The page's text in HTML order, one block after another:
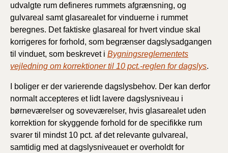
udvalgte rum defineres rummets afgrænsning, og
gulvareal samt glasarealet for vinduerne i rummet
beregnes. Det faktiske glasareal for hvert vindue skal
korrigeres for forhold, som begrænser dagslysadgangen
til vinduet, som beskrevet i Bygningsreglementets
vejledning om korrektioner til 10 pct.-reglen for dagslys.
I boliger er der varierende dagslysbehov. Der kan derfor
normalt accepteres et lidt lavere dagslysniveau i
børneværelser og soveværelser, hvis glasarealet uden
korrektion for skyggende forhold for de specifikke rum
svarer til mindst 10 pct. af det relevante gulvareal,
samtidig med at dagslysniveauet er overholdt for